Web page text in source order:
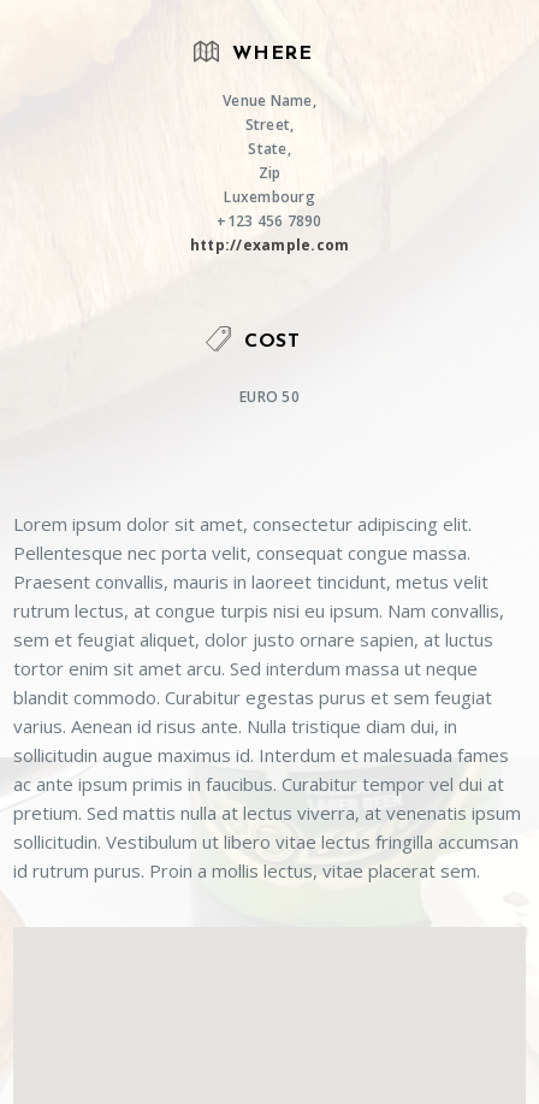
WHERE
Venue Name,
Street,
State,
Zip
Luxembourg
+123 456 7890
http://example.com
COST
EURO 50
Lorem ipsum dolor sit amet, consectetur adipiscing elit.
Pellentesque nec porta velit, consequat congue massa.
Praesent convallis, mauris in laoreet tincidunt, metus velit
rutrum lectus, at congue turpis nisi eu ipsum. Nam convallis,
sem et feugiat aliquet, dolor justo ornare sapien, at luctus
tortor enim sit amet arcu. Sed interdum massa ut neque
blandit commodo. Curabitur egestas purus et sem feugiat
varius. Aenean id risus ante. Nulla tristique diam dui, in
sollicitudin augue maximus id. Interdum et malesuada fames
ac ante ipsum primis in faucibus. Curabitur tempor vel dui at
pretium. Sed mattis nulla at lectus viverra, at venenatis ipsum
sollicitudin. Vestibulum ut libero vitae lectus fringilla accumsan
id rutrum purus. Proin a mollis lectus, vitae placerat sem.